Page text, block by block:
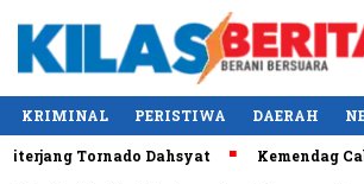
KRIMINAL PERISTIWA DAERAH
Tornado Dahsyat Kemendag